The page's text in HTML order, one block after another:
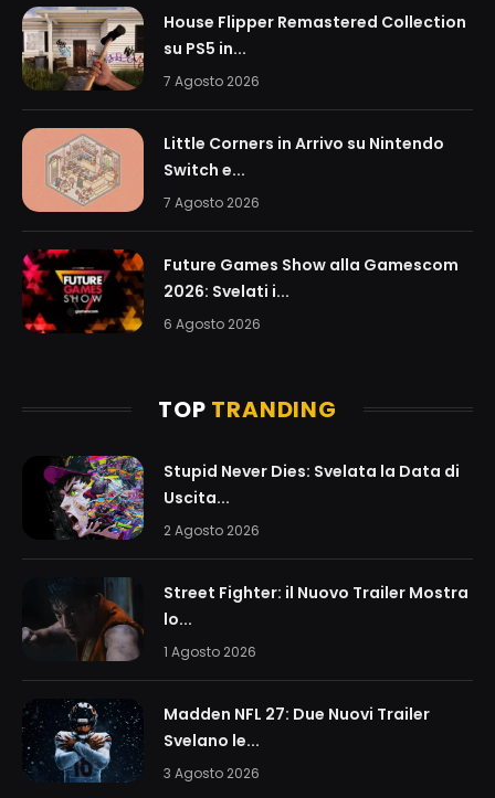
House Flipper Remastered Collection
su PS5 in...
7 Agosto 2026
Little Corners in Arrivo su Nintendo
Switch e...
7 Agosto 2026
Future Games Show alla Gamescom
2026: Svelati i...
6 Agosto 2026
TOP TRANDING
Stupid Never Dies: Svelata la Data di
Uscita...
2 Agosto 2026
Street Fighter: il Nuovo Trailer Mostra
lo...
1 Agosto 2026
Madden NFL 27: Due Nuovi Trailer
Svelano le...
3 Agosto 2026